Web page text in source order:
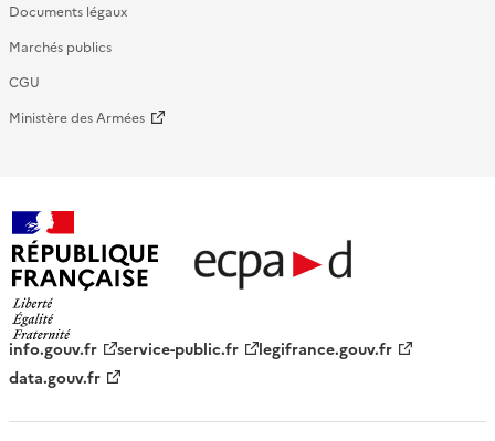
Documents légaux
Marchés publics
CGU
Ministère des Armées
française - ECPAD
info.gouv.fr service-public.fr
legifrance.gouv.fr
data.gouv.fr